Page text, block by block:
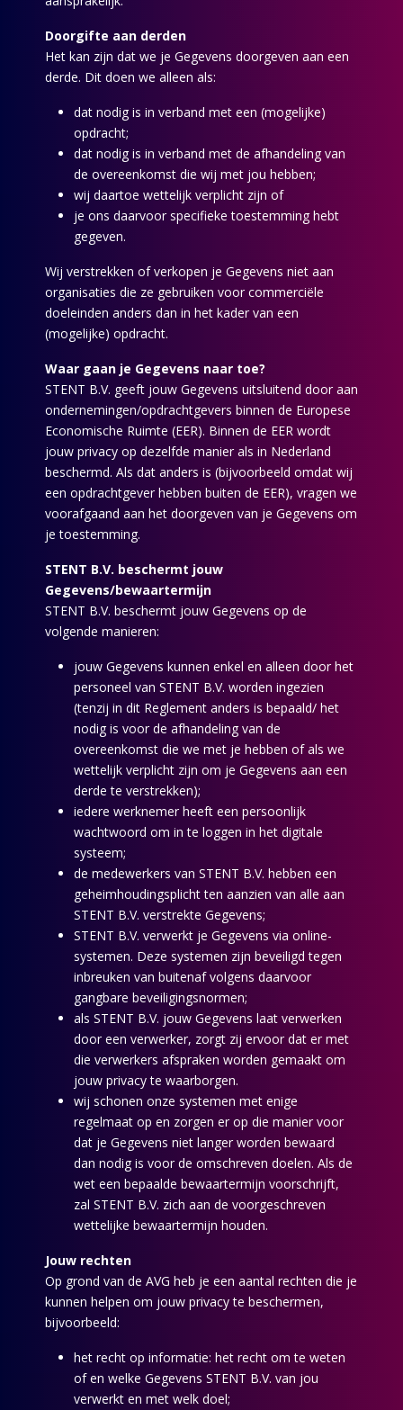
Doorgifte aan derden
Het kan zijn dat we je Gegevens doorgeven aan een
derde. Dit doen we alleen als:
dat nodig is in verband met een (mogelijke)
opdracht;
dat nodig is in verband met de afhandeling van
de overeenkomst die wij met jou hebben;
wij daartoe wettelijk verplicht zijn of
je ons daarvoor specifieke toestemming hebt
gegeven.
Wij verstrekken of verkopen je Gegevens niet aan
organisaties die ze gebruiken voor commerciële
doeleinden anders dan in het kader van een
(mogelijke) opdracht.
Waar gaan je Gegevens naar toe?
STENT B.V. geeft jouw Gegevens uitsluitend door aan
ondernemingen/opdrachtgevers binnen de Europese
Economische Ruimte (EER). Binnen de EER wordt
jouw privacy op dezelfde manier als in Nederland
beschermd. Als dat anders is (bijvoorbeeld omdat wij
een opdrachtgever hebben buiten de EER), vragen we
voorafgaand aan het doorgeven van je Gegevens om
je toestemming.
STENT B.V. beschermt jouw
Gegevens/bewaartermijn
STENT B.V. beschermt jouw Gegevens op de
volgende manieren:
jouw Gegevens kunnen enkel en alleen door het
personeel van STENT B.V. worden ingezien
(tenzij in dit Reglement anders is bepaald/ het
nodig is voor de afhandeling van de
overeenkomst die we met je hebben of als we
wettelijk verplicht zijn om je Gegevens aan een
derde te verstrekken);
iedere werknemer heeft een persoonlijk
wachtwoord om in te loggen in het digitale
systeem;
de medewerkers van STENT B.V. hebben een
geheimhoudingsplicht ten aanzien van alle aan
STENT B.V. verstrekte Gegevens;
STENT B.V. verwerkt je Gegevens via online-
systemen. Deze systemen zijn beveiligd tegen
inbreuken van buitenaf volgens daarvoor
gangbare beveiligingsnormen;
als STENT B.V. jouw Gegevens laat verwerken
door een verwerker, zorgt zij ervoor dat er met
die verwerkers afspraken worden gemaakt om
jouw privacy te waarborgen.
wij schonen onze systemen met enige
regelmaat op en zorgen er op die manier voor
dat je Gegevens niet langer worden bewaard
dan nodig is voor de omschreven doelen. Als de
wet een bepaalde bewaartermijn voorschrijft,
zal STENT B.V. zich aan de voorgeschreven
wettelijke bewaartermijn houden.
Jouw rechten
Op grond van de AVG heb je een aantal rechten die je
kunnen helpen om jouw privacy te beschermen,
bijvoorbeeld:
het recht op informatie: het recht om te weten
of en welke Gegevens STENT B.V. van jou
verwerkt en met welk doel;